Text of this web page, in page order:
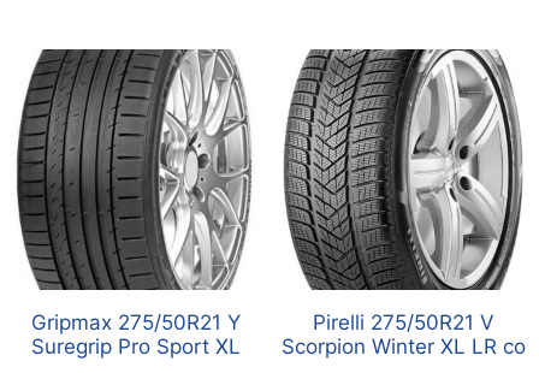
Gripmax 275/50R21 Y
Suregrip Pro Sport XL
Pirelli 275/50R21 V
Scorpion Winter XL LR co